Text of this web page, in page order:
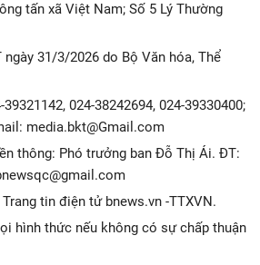
tấn xã Việt Nam; Số 5 Lý Thường
31/3/2026 do Bộ Văn hóa, Thể
024-38242694, 024-39330400;
media.bkt@Gmail.com
thông: Phó trưởng ban Đỗ Thị Ái. ĐT:
tin điện tử bnews.vn -TTXVN.
hình thức nếu không có sự chấp thuận